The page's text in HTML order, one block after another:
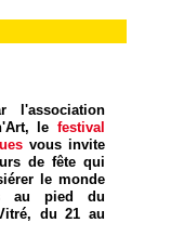
l'association
le festival
vous invite
de fête qui
le monde
au pied du
du 21 au